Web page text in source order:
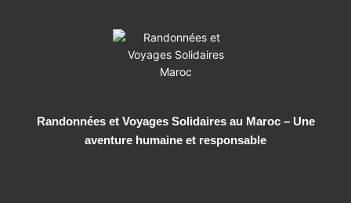
Randonnées et Voyages Solidaires au Maroc – Une
aventure humaine et responsable